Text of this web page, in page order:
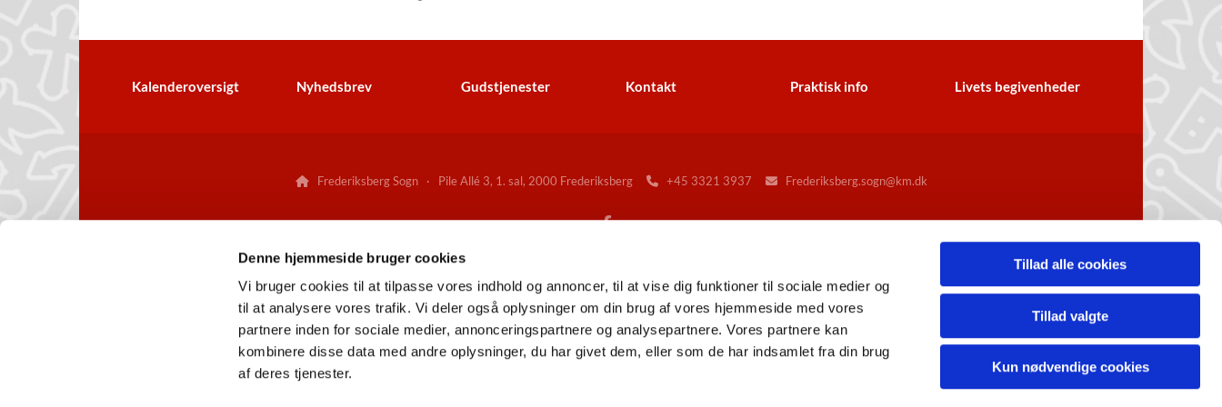
Denne hjemmeside bruger cookies
Vi bruger cookies til at tilpasse vores indhold og annoncer, til at vise dig funktioner til sociale medier og
til at analysere vores trafik. Vi deler også oplysninger om din brug af vores hjemmeside med vores
partnere inden for sociale medier, annonceringspartnere og analysepartnere. Vores partnere kan
kombinere disse data med andre oplysninger, du har givet dem, eller som de har indsamlet fra din brug
af deres tjenester.
Tillad alle cookies
Tillad valgte
Kun nødvendige cookies
Kalenderoversigt Nyhedsbrev Gudstjenester Kontakt Praktisk info Livets begivenheder
Frederiksberg Sogn · Pile Allé 3, 1. sal, 2000 Frederiksberg +45 3321 3937 Frederiksberg.sogn@km.dk
Gå til Folkekirken på Frederiksberg
Kontakt Tilgængelighedserklæring